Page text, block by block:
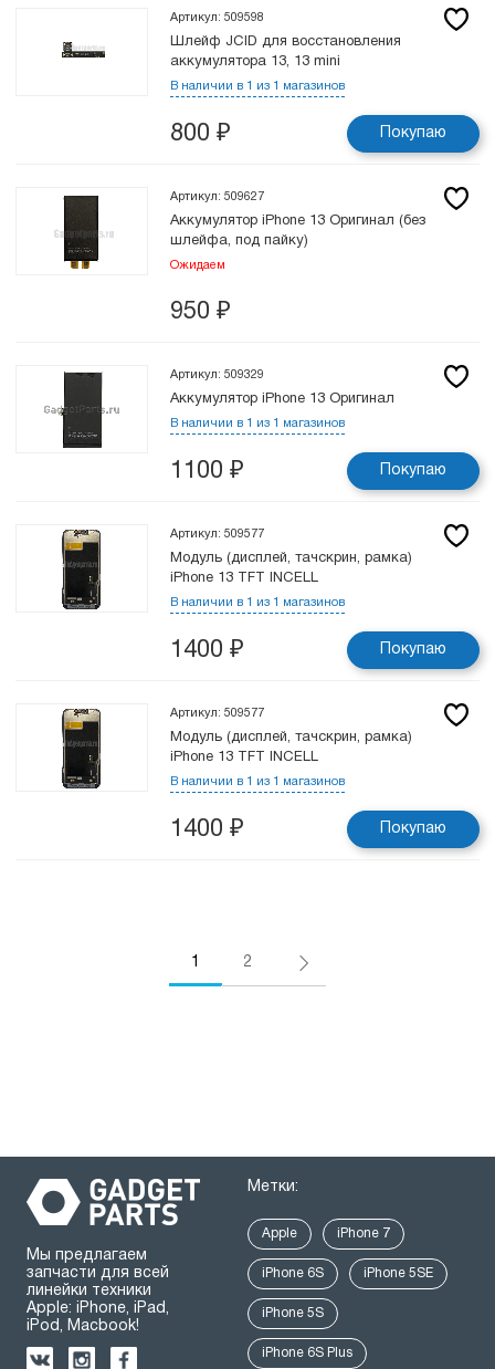
Артикул: 509598
Шлейф JCID для восстановления
аккумулятора 13, 13 mini
В наличии в 1 из 1 магазинов
800 ₽ Покупаю
Артикул: 509627
Аккумулятор iPhone 13 Оригинал (без
шлейфа, под пайку)
Ожидаем
950 ₽
Артикул: 509329
Аккумулятор iPhone 13 Оригинал
В наличии в 1 из 1 магазинов
1100 ₽ Покупаю
Артикул: 509577
Модуль (дисплей, тачскрин, рамка)
iPhone 13 TFT INCELL
В наличии в 1 из 1 магазинов
1400 ₽ Покупаю
Артикул: 509577
Модуль (дисплей, тачскрин, рамка)
iPhone 13 TFT INCELL
В наличии в 1 из 1 магазинов
1400 ₽ Покупаю
1 2
Мы предлагаем
запчасти для всей
линейки техники
Apple: iPhone, iPad,
iPod, Macbook!
Метки:
Apple iPhone 7
iPhone 6S iPhone 5SE
iPhone 5S
iPhone 6S Plus